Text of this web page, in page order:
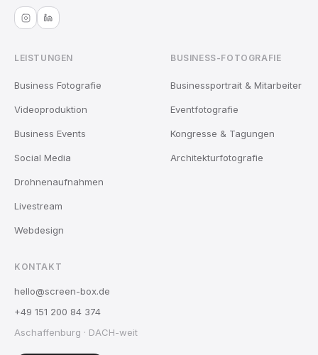
LEISTUNGEN
Business Fotografie
Videoproduktion
Business Events
Social Media
Drohnenaufnahmen
Livestream
Webdesign
BUSINESS-FOTOGRAFIE
Businessportrait & Mitarbeiter
Eventfotografie
Kongresse & Tagungen
Architekturfotografie
KONTAKT
hello@screen-box.de
+49 151 200 84 374
Aschaffenburg · DACH-weit